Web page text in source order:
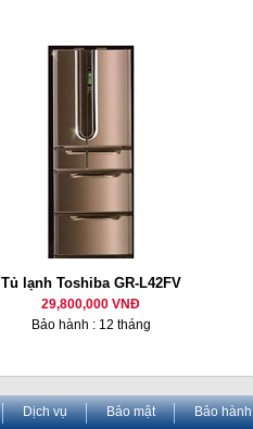
Tủ lạnh Toshiba GR-L42FV
29,800,000 VNĐ
Bảo hành : 12 tháng
Dịch vụ Bảo mật Bảo hành